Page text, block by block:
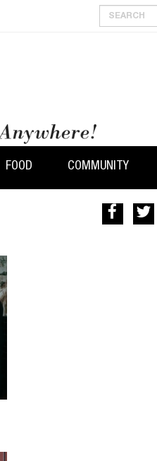
FOOD COMMUNITY